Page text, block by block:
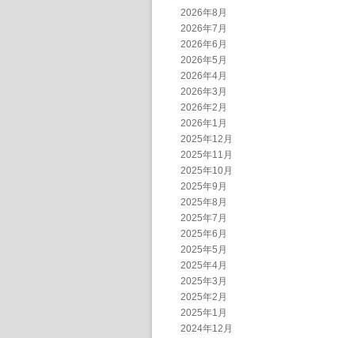
2026年8月
2026年7月
2026年6月
2026年5月
2026年4月
2026年3月
2026年2月
2026年1月
2025年12月
2025年11月
2025年10月
2025年9月
2025年8月
2025年7月
2025年6月
2025年5月
2025年4月
2025年3月
2025年2月
2025年1月
2024年12月